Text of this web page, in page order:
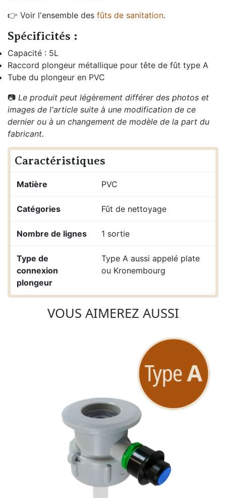
👉 Voir l'ensemble des fûts de sanitation.
Spécificités :
Capacité : 5L
Raccord plongeur métallique pour tête de fût type A
Tube du plongeur en PVC
📷 Le produit peut légèrement différer des photos et
images de l'article suite à une modification de ce
dernier ou à un changement de modèle de la part du
fabricant.
Caractéristiques
Matière PVC
Catégories Fût de nettoyage
Nombre de lignes 1 sortie
Type de
connexion
plongeur
Type A aussi appelé plate
ou Kronembourg
VOUS AIMEREZ AUSSI